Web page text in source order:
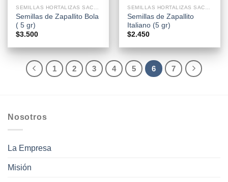
Semillas de Zapallito Bola
( 5 gr)
$3.500
Semillas de Zapallito
Italiano (5 gr)
$2.450
1 2 3 4 5 6 7
Nosotros
La Empresa
Misión